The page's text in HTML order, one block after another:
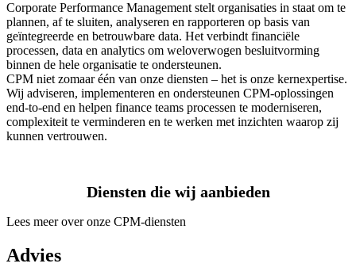
Corporate Performance Management stelt organisaties in staat om te
plannen, af te sluiten, analyseren en rapporteren op basis van
geïntegreerde en betrouwbare data. Het verbindt financiële
processen, data en analytics om weloverwogen besluitvorming
binnen de hele organisatie te ondersteunen.
CPM niet zomaar één van onze diensten – het is onze kernexpertise.
Wij adviseren, implementeren en ondersteunen CPM‑oplossingen
end‑to‑end en helpen finance teams processen te moderniseren,
complexiteit te verminderen en te werken met inzichten waarop zij
kunnen vertrouwen.
Diensten die wij aanbieden
Lees meer over onze CPM-diensten
Advies